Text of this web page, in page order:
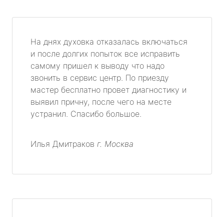
На днях духовка отказалась включаться
и после долгих попыток все исправить
самому пришел к выводу что надо
звонить в сервис центр. По приезду
мастер бесплатно провет диагностику и
выявил причну, после чего на месте
устранил. Спасибо большое.
Илья Дмитраков г. Москва